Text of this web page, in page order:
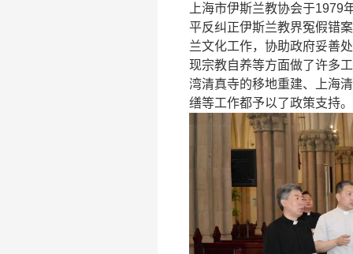
上海市伊斯兰教协会于
平反纠正伊斯兰教界冤假错
兰文化工作，协助政府妥善
现宗教自养等方面做了许多
湾清真寺的移地重建、上海
缮等工作都予以了政策支持。